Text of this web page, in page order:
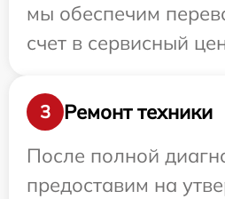
мы обеспечим
счет в сервисный
3
Ремонт техники
После полной
предоставим на